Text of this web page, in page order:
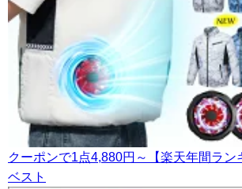
クーポンで1点4,880円～【楽天年間ラン
ベスト